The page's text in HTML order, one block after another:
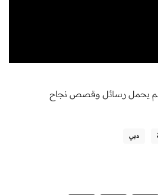
ملهم يحمل رسائل وقصص نجاح
دبي